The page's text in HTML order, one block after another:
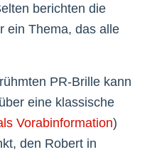
berichten die
ein Thema, das alle
PR-Brille kann
eine klassische
Vorabinformation)
den Robert in